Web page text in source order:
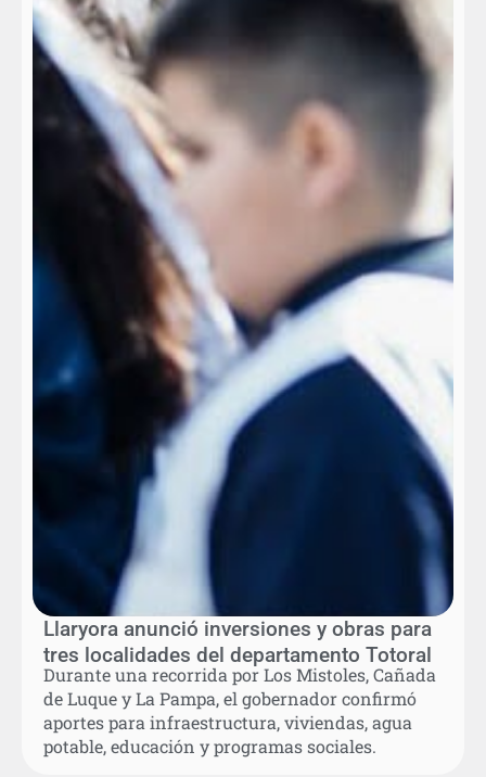
Llaryora anunció inversiones y obras para
tres localidades del departamento Totoral
Durante una recorrida por Los Mistoles, Cañada
de Luque y La Pampa, el gobernador confirmó
aportes para infraestructura, viviendas, agua
potable, educación y programas sociales.